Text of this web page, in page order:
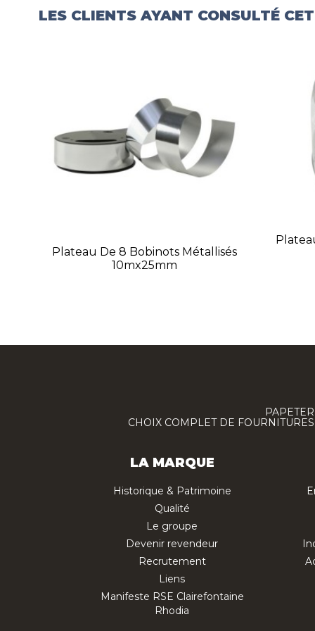
LES CLIENTS AYANT CONSULTÉ
Plateau De 8 Bobinots Métallisés
10mx25mm
CHOIX COMPLET DE
LA MARQUE
Historique & Patrimoine
Qualité
Le groupe
Devenir revendeur
Recrutement
Liens
Manifeste RSE Clairefontaine
Rhodia